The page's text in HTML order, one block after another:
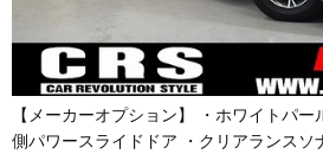
【メーカーオプション】 ・ホワイトパ
側パワースライドドア ・クリアランスソ